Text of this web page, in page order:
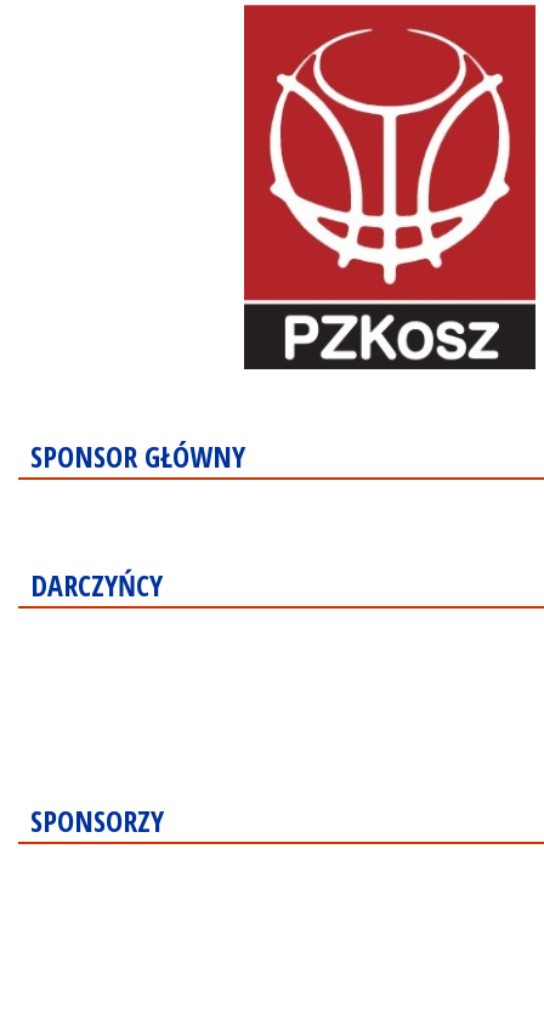
SPONSOR GŁÓWNY
DARCZYŃCY
SPONSORZY